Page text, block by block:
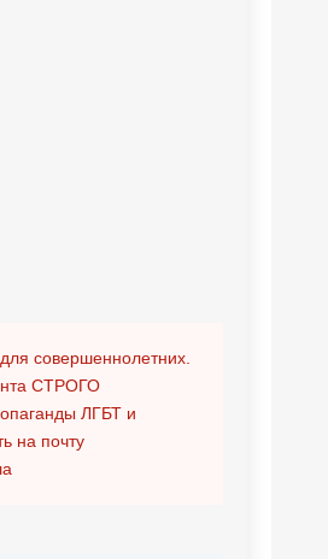
совершеннолетних.
СТРОГО
ЛГБТ и
на почту